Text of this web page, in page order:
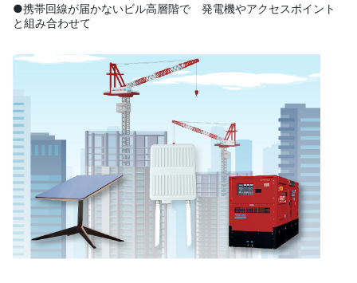
●携帯回線が届かないビル高層階で 発電機やアクセスポイント
と組み合わせて